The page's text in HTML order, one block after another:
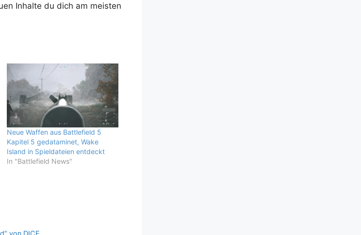
Inhalte du dich am meisten
Neue Waffen aus Battlefield 5
Kapitel 5 gedataminet, Wake
Island in Spieldateien entdeckt
In "Battlefield News"
von DICE